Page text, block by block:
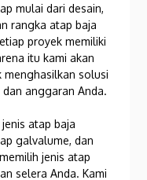
mulai dari desain,
rangka atap baja
proyek memiliki
itu kami akan
menghasilkan solusi
anggaran Anda.
atap baja
galvalume, dan
jenis atap
selera Anda. Kami